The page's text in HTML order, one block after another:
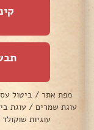
מפת אתר / ביטול
עוגת שמרים / עוגת
עוגיות